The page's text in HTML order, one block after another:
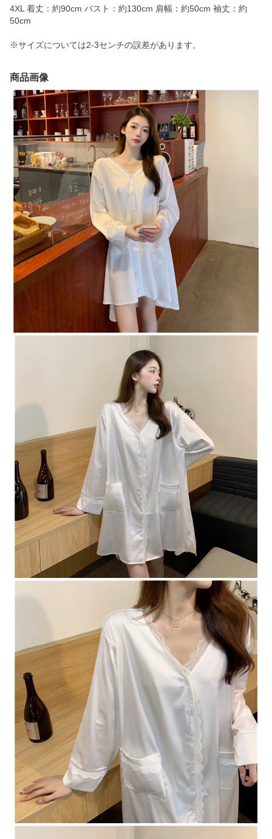
4XL 着丈：約90cm バスト：約130cm 肩幅：約50cm 袖丈：約
50cm
※サイズについては2-3センチの誤差があります。
商品画像